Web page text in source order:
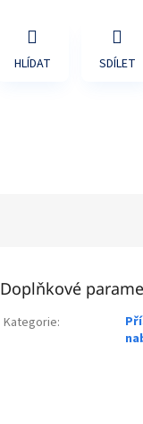
HLÍDAT SDÍLET
Doplňkové
Kategorie: